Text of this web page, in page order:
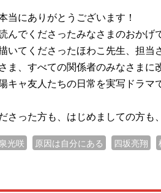
当にありがとうございます！
んでくださったみなさまのおかげ
いてくださったほわこ先生、担
ま、すべての関係者のみなさまに
キャ友人たちの日常を実写ドラ
さった方も、はじめましての方も
光咲 原因は自分にある 四坂亮翔